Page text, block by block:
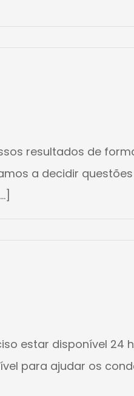
resultados de
a decidir
estar disponível 24
para ajudar os